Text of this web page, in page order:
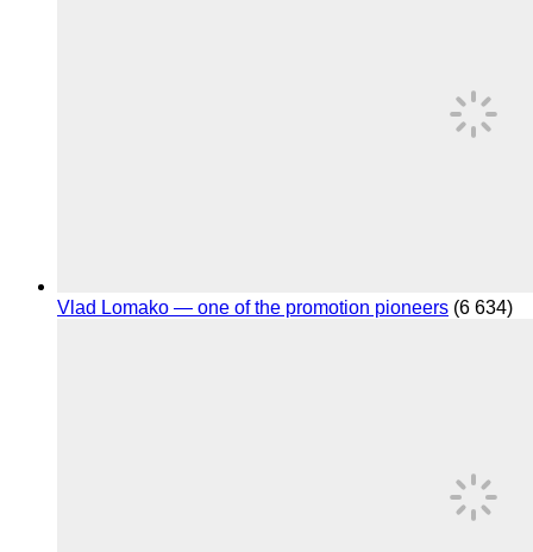
Vlad Lomako — one of the promotion pioneers (6 634)